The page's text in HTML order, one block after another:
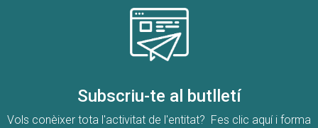
Subscriu-te al butlletí
Vols conèixer tota l'activitat de l'entitat? Fes clic aquí i forma